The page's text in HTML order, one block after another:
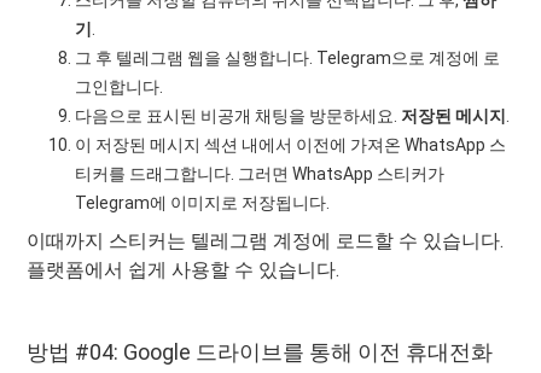
기
그 후 텔레그램 웹을 실행합니다. Telegram으로 계정에 로
그인합니다.
다음으로 표시된 비공개 채팅을 방문하세요. 저장된 메시지
이 저장된 메시지 섹션 내에서 이전에 가져온 WhatsApp 스
티커를 드래그합니다. 그러면 WhatsApp 스티커가
Telegram에 이미지로 저장됩니다.
이때까지 스티커는 텔레그램 계정에 로드할 수 있습니다.
플랫폼에서 쉽게 사용할 수 있습니다.
방법 #04: Google 드라이브를 통해 이전 휴대전화